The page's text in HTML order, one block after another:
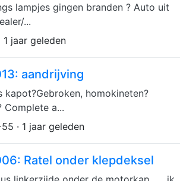
lampjes gingen branden ? Auto uit
...
jaar geleden
aandrijving
kapot?Gebroken, homokineten?
Complete a...
· 1 jaar geleden
Ratel onder klepdeksel